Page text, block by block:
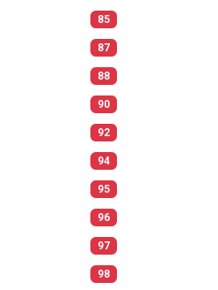
85
87
88
90
92
94
95
96
97
98